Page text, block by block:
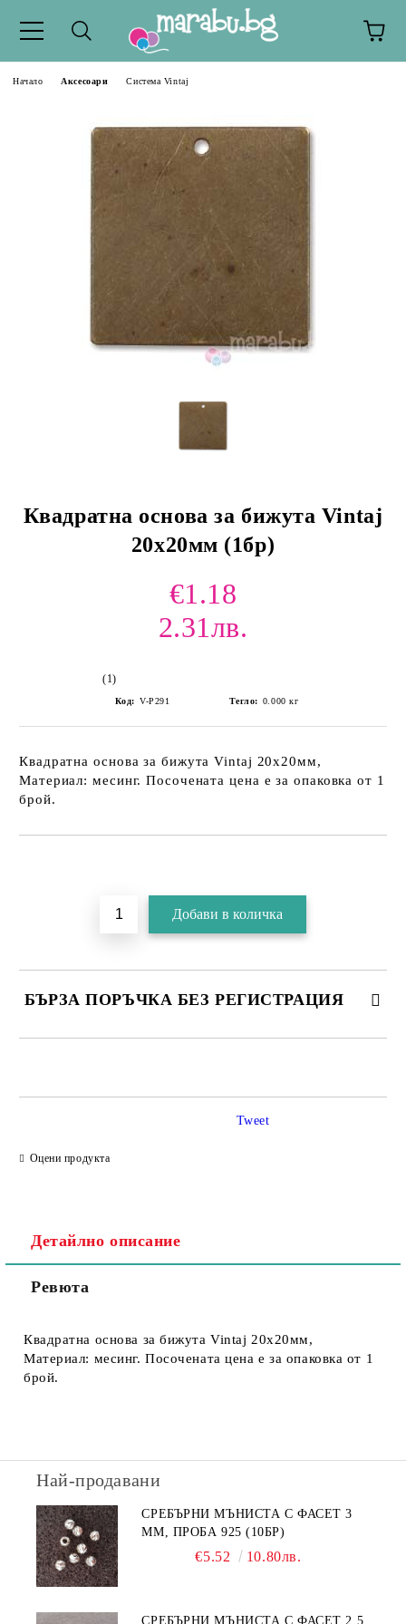
Начало Аксесоари Система Vintaj
Квадратна основа за бижута Vintaj
20х20мм (1бр)
€1.18
2.31лв.
(1)
Код: V-P291 Тегло: 0.000 кг
Квадратна основа за бижута Vintaj 20х20мм,
Материал: месинг. Посочената цена е за опаковка от 1
брой.
БЪРЗА ПОРЪЧКА БЕЗ РЕГИСТРАЦИЯ
Оцени продукта
Tweet
Детайлно описание
Ревюта
Квадратна основа за бижута Vintaj 20х20мм,
Материал: месинг. Посочената цена е за опаковка от 1
брой.
Най-продавани
СРЕБЪРНИ МЪНИСТА С ФАСЕТ 3
ММ, ПРОБА 925 (10БР)
€5.52 10.80лв.
СРЕБЪРНИ МЪНИСТА С ФАСЕТ 2.5